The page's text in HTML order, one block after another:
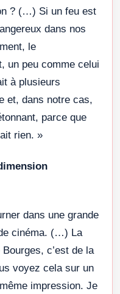
? (…) Si un feu est
dans nos
le
un peu comme celui
à plusieurs
et, dans notre cas,
parce que
rien. »
dans une grande
cinéma. (…) La
c’est de la
voyez cela sur un
impression. Je